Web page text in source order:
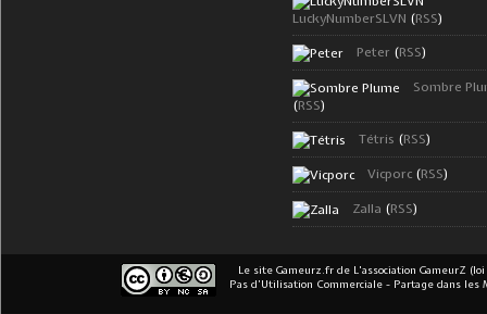
LuckyNumberSLVN (RSS)
Peter (RSS)
Sombre
(RSS)
Tétris (RSS)
Vicporc (RSS)
Zalla (RSS)
Le site Gameurz.fr de L'association GameurZ (loi
Pas d’Utilisation Commerciale - Partage dans